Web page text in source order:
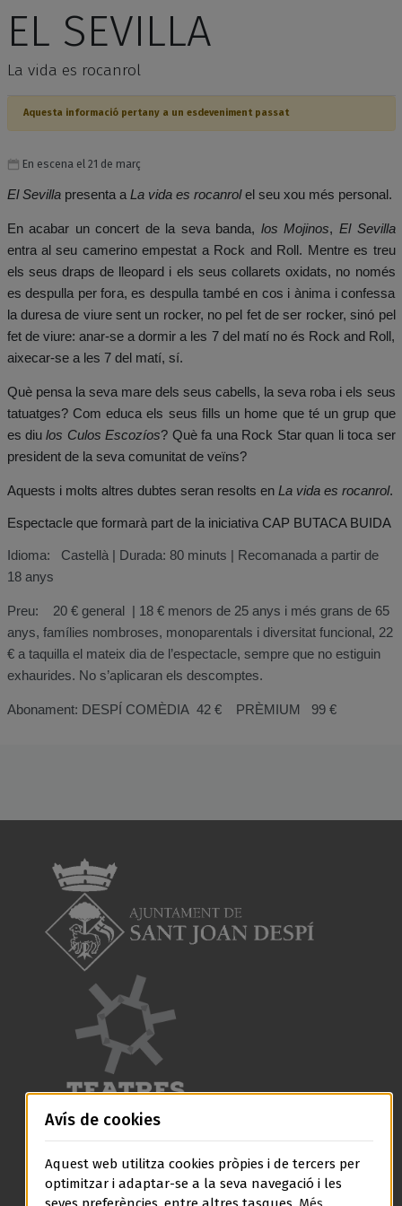
EL SEVILLA
La vida es rocanrol
Aquesta informació pertany a un esdeveniment passat
En escena el 21 de març
El Sevillapresenta a La vida es rocanrolel seu xou més personal.
En acabar un concert de la seva banda, los Mojinos, El Sevilla
entra al seu camerino empestat a Rock and Roll. Mentre es treu
els seus draps de lleopard i els seus collarets oxidats, no només
es despulla per fora, es despulla també en cos i ànima i confessa
la duresa de viure sent un rocker, no pel fet de ser rocker, sinó pel
fet de viure: anar-se a dormir a les 7 del matí no és Rock and Roll,
aixecar-se a les 7 del matí, sí.
Què pensa la seva mare dels seus cabells, la seva roba i els seus
tatuatges? Com educa els seus fills un home que té un grup que
es diulos Culos Escozíos? Què fa una Rock Star quan li toca ser
president de la seva comunitat de veïns?
Aquests i molts altres dubtes seran resolts en La vida es rocanrol.
Espectacle que formarà part de la iniciativa CAP BUTACA BUIDA
Idioma: Castellà | Durada: 80 minuts | Recomanada a partir de
18 anys
Preu: 20 € general | 18 € menors de 25 anys i més grans de 65
anys, famílies nombroses, monoparentals i diversitat funcional, 22
€ a taquilla el mateix dia de l’espectacle, sempre que no estiguin
exhaurides. No s’aplicaran els descomptes.
Abonament: DESPÍ COMÈDIA 42 € PRÈMIUM 99 €
Avís de cookies
Aquest web utilitza cookies pròpies i de tercers per
optimitzar i adaptar-se a la seva navegació i les